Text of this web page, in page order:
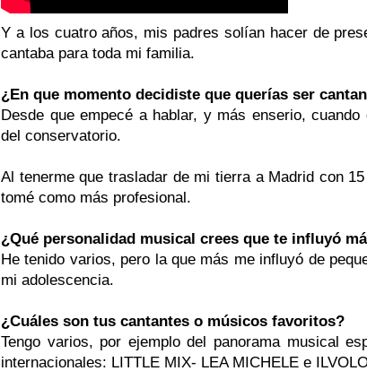
Y a los cuatro años, mis padres solían hacer de
cantaba para toda mi familia.
¿En que momento decidiste que querías ser
Desde que empecé a hablar, y más enserio,
del conservatorio.
Al tenerme que trasladar de mi tierra a Madrid con
tomé como más profesional.
¿Qué personalidad musical crees que te influyó
He tenido varios, pero la que más me influyó de
mi adolescencia.
¿Cuáles son tus cantantes o músicos favoritos?
Tengo varios, por ejemplo del panorama musical
internacionales: LITTLE MIX- LEA MICHELE e